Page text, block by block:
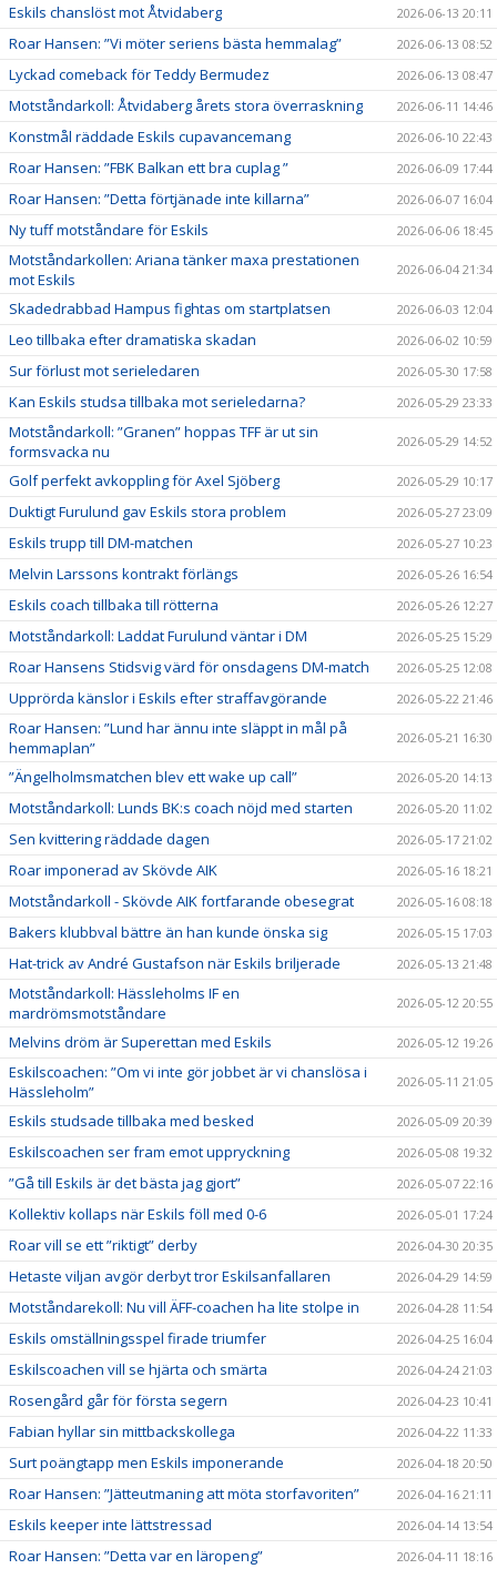
Eskils chanslöst mot Åtvidaberg 2026-06-13 20:11
Roar Hansen: ”Vi möter seriens bästa hemmalag” 2026-06-13 08:52
Lyckad comeback för Teddy Bermudez 2026-06-13 08:47
Motståndarkoll: Åtvidaberg årets stora överraskning 2026-06-11 14:46
Konstmål räddade Eskils cupavancemang 2026-06-10 22:43
Roar Hansen: ”FBK Balkan ett bra cuplag ” 2026-06-09 17:44
Roar Hansen: ”Detta förtjänade inte killarna” 2026-06-07 16:04
Ny tuff motståndare för Eskils 2026-06-06 18:45
Motståndarkollen: Ariana tänker maxa prestationen
mot Eskils
2026-06-04 21:34
Skadedrabbad Hampus fightas om startplatsen 2026-06-03 12:04
Leo tillbaka efter dramatiska skadan 2026-06-02 10:59
Sur förlust mot serieledaren 2026-05-30 17:58
Kan Eskils studsa tillbaka mot serieledarna? 2026-05-29 23:33
Motståndarkoll: ”Granen” hoppas TFF är ut sin
formsvacka nu
2026-05-29 14:52
Golf perfekt avkoppling för Axel Sjöberg 2026-05-29 10:17
Duktigt Furulund gav Eskils stora problem 2026-05-27 23:09
Eskils trupp till DM-matchen 2026-05-27 10:23
Melvin Larssons kontrakt förlängs 2026-05-26 16:54
Eskils coach tillbaka till rötterna 2026-05-26 12:27
Motståndarkoll: Laddat Furulund väntar i DM 2026-05-25 15:29
Roar Hansens Stidsvig värd för onsdagens DM-match 2026-05-25 12:08
Upprörda känslor i Eskils efter straffavgörande 2026-05-22 21:46
Roar Hansen: ”Lund har ännu inte släppt in mål på
hemmaplan”
2026-05-21 16:30
”Ängelholmsmatchen blev ett wake up call” 2026-05-20 14:13
Motståndarkoll: Lunds BK:s coach nöjd med starten 2026-05-20 11:02
Sen kvittering räddade dagen 2026-05-17 21:02
Roar imponerad av Skövde AIK 2026-05-16 18:21
Motståndarkoll - Skövde AIK fortfarande obesegrat 2026-05-16 08:18
Bakers klubbval bättre än han kunde önska sig 2026-05-15 17:03
Hat-trick av André Gustafson när Eskils briljerade 2026-05-13 21:48
Motståndarkoll: Hässleholms IF en
mardrömsmotståndare
2026-05-12 20:55
Melvins dröm är Superettan med Eskils 2026-05-12 19:26
Eskilscoachen: ”Om vi inte gör jobbet är vi chanslösa i
Hässleholm”
2026-05-11 21:05
Eskils studsade tillbaka med besked 2026-05-09 20:39
Eskilscoachen ser fram emot uppryckning 2026-05-08 19:32
”Gå till Eskils är det bästa jag gjort” 2026-05-07 22:16
Kollektiv kollaps när Eskils föll med 0-6 2026-05-01 17:24
Roar vill se ett ”riktigt” derby 2026-04-30 20:35
Hetaste viljan avgör derbyt tror Eskilsanfallaren 2026-04-29 14:59
Motståndarekoll: Nu vill ÄFF-coachen ha lite stolpe in 2026-04-28 11:54
Eskils omställningsspel firade triumfer 2026-04-25 16:04
Eskilscoachen vill se hjärta och smärta 2026-04-24 21:03
Rosengård går för första segern 2026-04-23 10:41
Fabian hyllar sin mittbackskollega 2026-04-22 11:33
Surt poängtapp men Eskils imponerande 2026-04-18 20:50
Roar Hansen: ”Jätteutmaning att möta storfavoriten” 2026-04-16 21:11
Eskils keeper inte lättstressad 2026-04-14 13:54
Roar Hansen: ”Detta var en läropeng” 2026-04-11 18:16